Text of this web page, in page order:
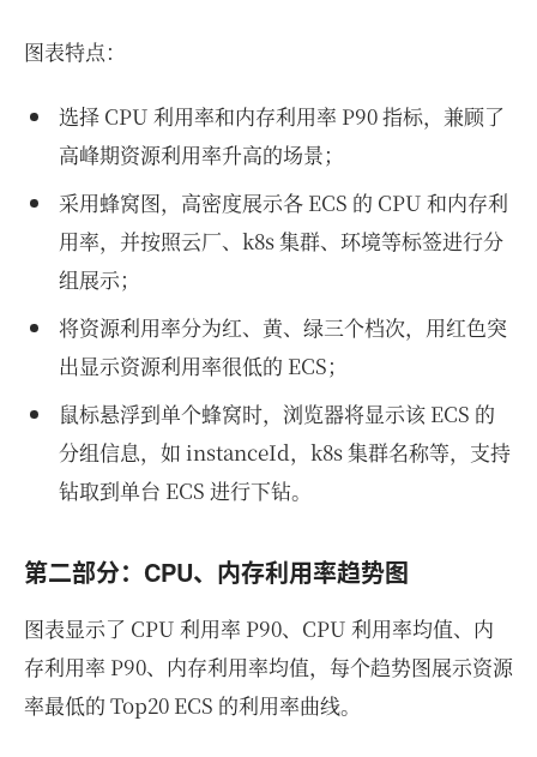
图表特点：
选择 CPU 利用率和内存利用率 P90 指标，兼顾了
高峰期资源利用率升高的场景；
采用蜂窝图，高密度展示各 ECS 的 CPU 和内存利
用率，并按照云厂、k8s 集群、环境等标签进行分
组展示；
将资源利用率分为红、黄、绿三个档次，用红色突
出显示资源利用率很低的 ECS；
鼠标悬浮到单个蜂窝时，浏览器将显示该 ECS 的
分组信息，如 instanceId，k8s 集群名称等，支持
钻取到单台 ECS 进行下钻。
第二部分：CPU、内存利用率趋势图
图表显示了 CPU 利用率 P90、CPU 利用率均值、内
存利用率 P90、内存利用率均值，每个趋势图展示资源
率最低的 Top20 ECS 的利用率曲线。